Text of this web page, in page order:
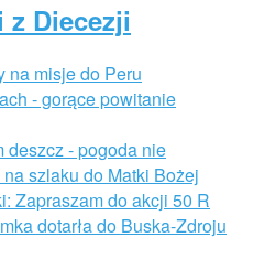
Diecezji
na misje do Peru
- gorące powitanie
deszcz - pogoda nie
szlaku do Matki Bożej
Zapraszam do akcji 50 R
dotarła do Buska-Zdroju